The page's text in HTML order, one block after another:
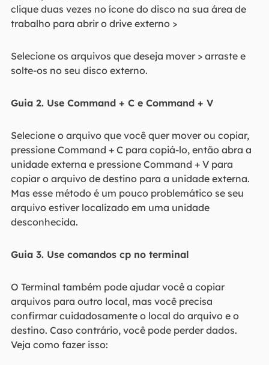
clique duas vezes no ícone do disco na sua área de
trabalho para abrir o drive externo >
Selecione os arquivos que deseja mover > arraste e
solte-os no seu disco externo.
Guia 2. Use Command + C e Command + V
Selecione o arquivo que você quer mover ou copiar,
pressione Command + C para copiá-lo, então abra a
unidade externa e pressione Command + V para
copiar o arquivo de destino para a unidade externa.
Mas esse método é um pouco problemático se seu
arquivo estiver localizado em uma unidade
desconhecida.
Guia 3. Use comandos cp no terminal
O Terminal também pode ajudar você a copiar
arquivos para outro local, mas você precisa
confirmar cuidadosamente o local do arquivo e o
destino. Caso contrário, você pode perder dados.
Veja como fazer isso: